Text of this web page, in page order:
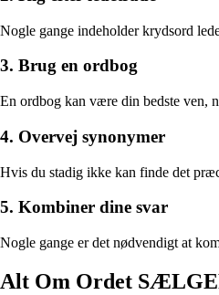
Nogle gange indeholder krydsord
3. Brug en ordbog
En ordbog kan være din bedste ven,
4. Overvej synonymer
Hvis du stadig ikke kan finde det
5. Kombiner dine svar
Nogle gange er det nødvendigt at
Alt Om Ordet